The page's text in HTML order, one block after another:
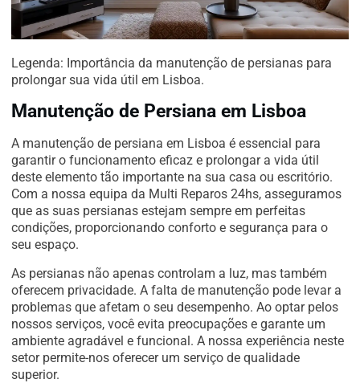
Legenda: Importância da manutenção de persianas para
prolongar sua vida útil em Lisboa.
Manutenção de Persiana em Lisboa
A manutenção de persiana em Lisboa é essencial para
garantir o funcionamento eficaz e prolongar a vida útil
deste elemento tão importante na sua casa ou escritório.
Com a nossa equipa da Multi Reparos 24hs, asseguramos
que as suas persianas estejam sempre em perfeitas
condições, proporcionando conforto e segurança para o
seu espaço.
As persianas não apenas controlam a luz, mas também
oferecem privacidade. A falta de manutenção pode levar a
problemas que afetam o seu desempenho. Ao optar pelos
nossos serviços, você evita preocupações e garante um
ambiente agradável e funcional. A nossa experiência neste
setor permite-nos oferecer um serviço de qualidade
superior.